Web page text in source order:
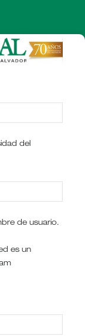
del
de usuario.
es un